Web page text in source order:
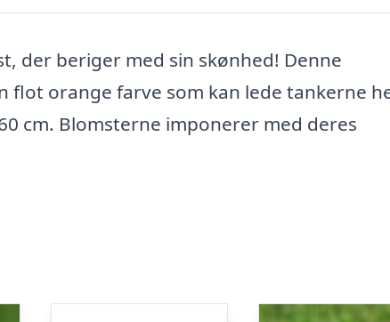
der beriger med sin skønhed! Denne
flot orange farve som kan lede tankerne
cm. Blomsterne imponerer med deres